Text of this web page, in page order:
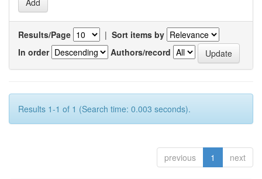
Results/Page | Sort items by
In order
Authors/record
Results 1-1 of 1 (Search time: 0.003 seconds).
previous 1 next